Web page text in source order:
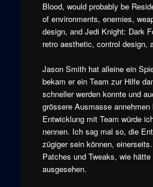
Blood, would probably be
of environments, enemies,
design, and Jedi Knight: Dark
retro aesthetic, control design,
Jason Smith hat alleine ein
bekam er ein Team zur Hilfe
schneller werden konnte und
grössere Ausmasse annehmen
Entwicklung mit Team würde
nennen. Ich sag mal so, die
zügiger sein können,
Patches und Tweaks, wie
ausgesehen.